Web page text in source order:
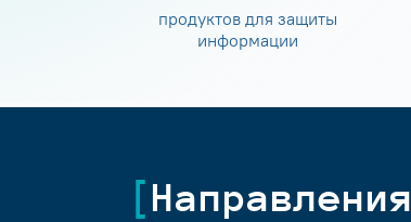
продуктов для защиты
информации
Направления